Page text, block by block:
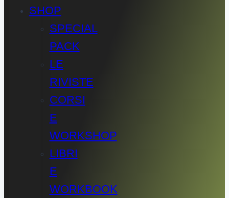
SHOP
SPECIAL
PACK
LE
RIVISTE
CORSI
E
WORKSHOP
LIBRI
E
WORKBOOK